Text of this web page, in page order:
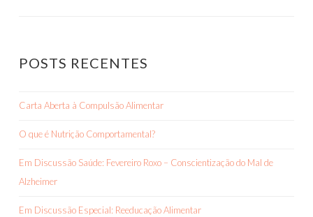
POSTS RECENTES
Carta Aberta à Compulsão Alimentar
O que é Nutrição Comportamental?
Em Discussão Saúde: Fevereiro Roxo – Conscientização do Mal de
Alzheimer
Em Discussão Especial: Reeducação Alimentar